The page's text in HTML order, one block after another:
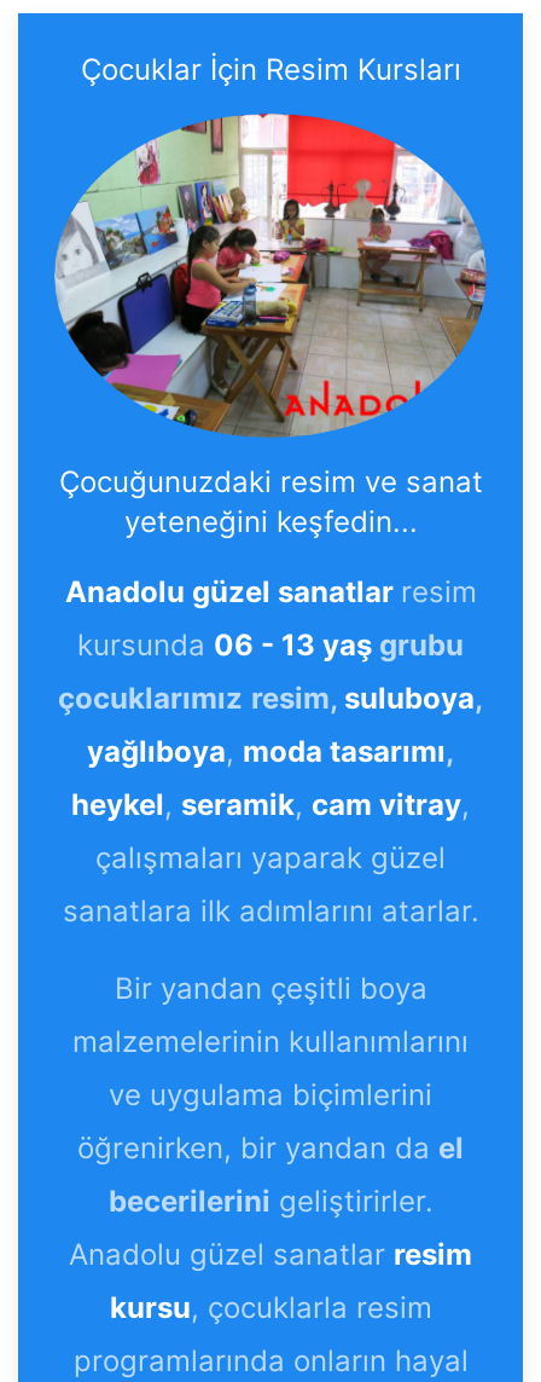
Çocuklar İçin Resim Kursları
Çocuğunuzdaki resim ve sanat
yeteneğini keşfedin...
Anadolu güzel sanatlar resim
kursunda 06 - 13 yaş grubu
çocuklarımız resim, suluboya,
yağlıboya, moda tasarımı,
heykel, seramik, cam vitray,
çalışmaları yaparak güzel
sanatlara ilk adımlarını atarlar.
Bir yandan çeşitli boya
malzemelerinin kullanımlarını
ve uygulama biçimlerini
öğrenirken, bir yandan da el
becerilerini geliştirirler.
Anadolu güzel sanatlar resim
kursu, çocuklarla resim
programlarında onların hayal